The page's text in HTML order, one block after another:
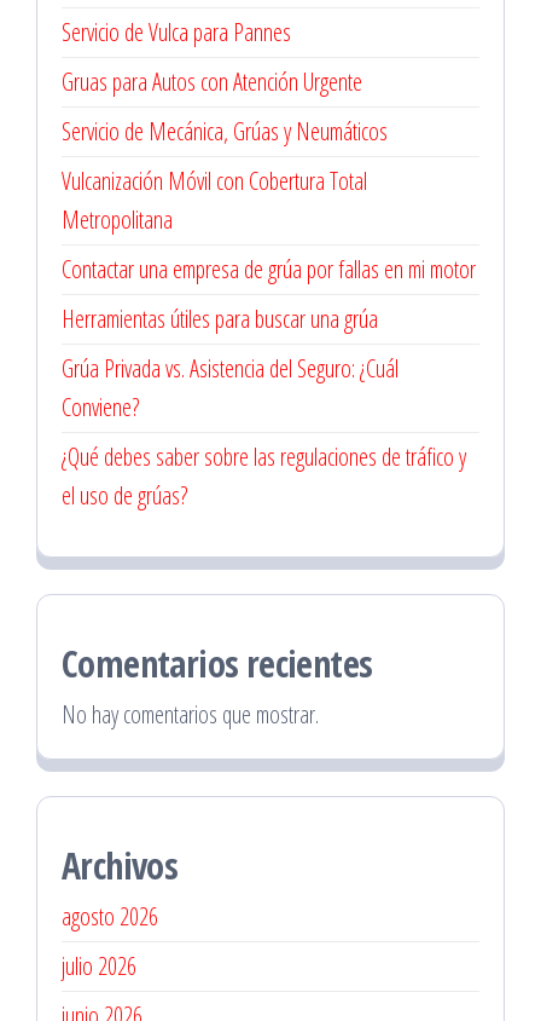
Servicio de Vulca para Pannes
Gruas para Autos con Atención Urgente
Servicio de Mecánica, Grúas y Neumáticos
Vulcanización Móvil con Cobertura Total
Metropolitana
Contactar una empresa de grúa por fallas en mi motor
Herramientas útiles para buscar una grúa
Grúa Privada vs. Asistencia del Seguro: ¿Cuál
Conviene?
¿Qué debes saber sobre las regulaciones de tráfico y
el uso de grúas?
Comentarios recientes
No hay comentarios que mostrar.
Archivos
agosto 2026
julio 2026